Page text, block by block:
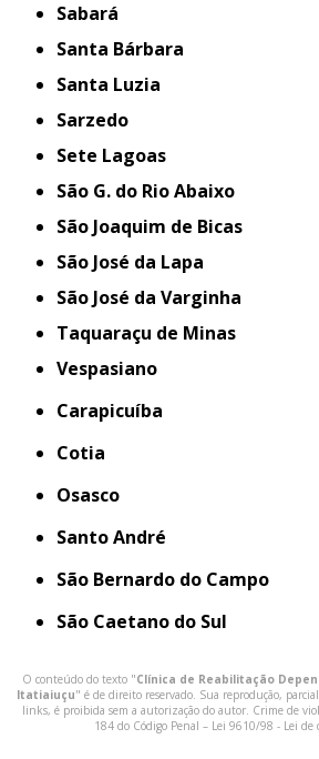
Sabará
Santa Bárbara
Santa Luzia
Sarzedo
Sete Lagoas
São G. do Rio Abaixo
São Joaquim de Bicas
São José da Lapa
São José da Varginha
Taquaraçu de Minas
Vespasiano
Carapicuíba
Cotia
Osasco
Santo André
São Bernardo do Campo
São Caetano do Sul
O conteúdo do texto "Clínica de Reabilitação
Itatiaiuçu" é de direito reservado. Sua reprodução,
links, é proibida sem a autorização do autor. Crime de
184 do Código Penal – Lei 9610/98 - Lei de